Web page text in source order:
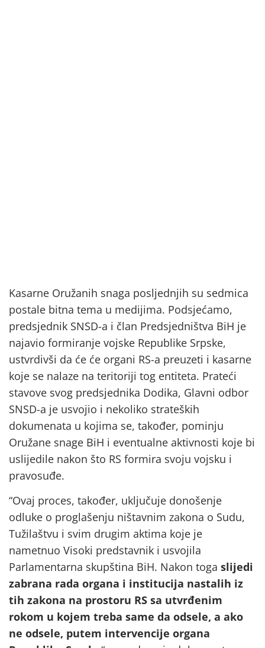
Kasarne Oružanih snaga posljednjih su sedmica
postale bitna tema u medijima. Podsjećamo,
predsjednik SNSD-a i član Predsjedništva BiH je
najavio formiranje vojske Republike Srpske,
ustvrdivši da će će organi RS-a preuzeti i kasarne
koje se nalaze na teritoriji tog entiteta. Prateći
stavove svog predsjednika Dodika, Glavni odbor
SNSD-a je usvojio i nekoliko strateških
dokumenata u kojima se, također, pominju
Oružane snage BiH i eventualne aktivnosti koje bi
uslijedile nakon što RS formira svoju vojsku i
pravosuđe.
“Ovaj proces, također, uključuje donošenje
odluke o proglašenju ništavnim zakona o Sudu,
Tužilaštvu i svim drugim aktima koje je
nametnuo Visoki predstavnik i usvojila
Parlamentarna skupština BiH. Nakon toga slijedi
zabrana rada organa i institucija nastalih iz
tih zakona na prostoru RS sa utvrđenim
rokom u kojem treba same da odsele, a ako
ne odsele, putem intervencije organa